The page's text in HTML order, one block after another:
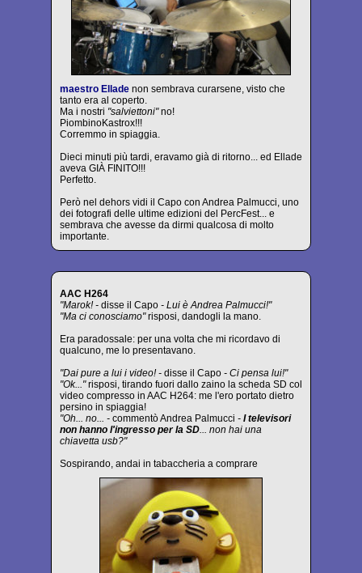
maestro Ellade non sembrava curarsene, visto che
tanto era al coperto.
Ma i nostri "salviettoni"no!
PiombinoKastrox!!!
Corremmo in spiaggia.
Dieci minuti più tardi, eravamo già di ritorno... ed Ellade
aveva GIÀ FINITO!!!
Perfetto.
Però nel dehors vidi il Capo con Andrea Palmucci, uno
dei fotografi delle ultime edizioni del PercFest... e
sembrava che avesse da dirmi qualcosa di molto
importante.
AAC H264
"Marok! - disse il Capo - Lui è Andrea Palmucci!"
"Ma ci conosciamo"risposi, dandogli la mano.
Era paradossale: per una volta che mi ricordavo di
qualcuno, me lo presentavano.
"Dai pure a lui i video! - disse il Capo - Ci pensa lui!"
"Ok..."risposi, tirando fuori dallo zaino la scheda SD col
video compresso in AAC H264: me l'ero portato dietro
persino in spiaggia!
"Oh... no... - commentò Andrea Palmucci - I televisori
non hanno l'ingresso per la SD... non hai una
chiavetta usb?"
Sospirando, andai in tabaccheria a comprare